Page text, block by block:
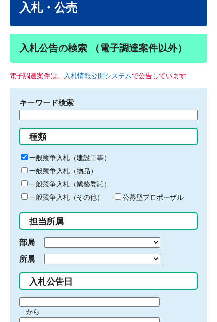
入札・公売
入札公告の検索 （電子調達案件以外）
電子調達案件は、 入札情報公開システムで公告しています
キーワード検索
る
キ
ー
ワ
ー
ド
入
力
種類
一般競争入札（建設工事）
一般競争入札（物品）
一般競争入札（業務委託）
一般競争入札（その他）
公募型プロポーザル
担当所属
部局
所属
入札公告日
間から